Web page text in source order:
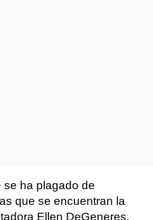
se ha plagado de
que se encuentran la
Ellen DeGeneres.